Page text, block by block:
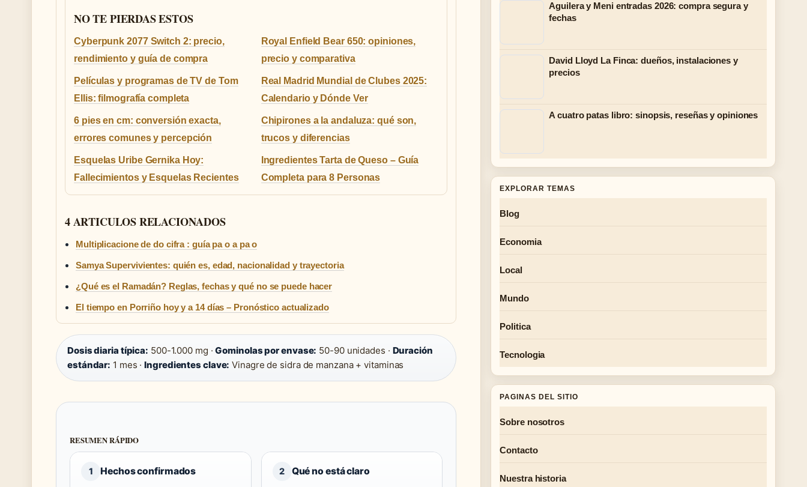
NO TE PIERDAS ESTOS
Cyberpunk 2077 Switch 2: precio,
rendimiento y guía de compra
Royal Enfield Bear 650: opiniones,
precio y comparativa
Películas y programas de TV de Tom
Ellis: filmografía completa
Real Madrid Mundial de Clubes 2025:
Calendario y Dónde Ver
6 pies en cm: conversión exacta,
errores comunes y percepción
Chipirones a la andaluza: qué son,
trucos y diferencias
Esquelas Uribe Gernika Hoy:
Fallecimientos y Esquelas Recientes
Ingredientes Tarta de Queso – Guía
Completa para 8 Personas
4 ARTICULOS RELACIONADOS
Multiplicacione de do cifra : guía pa o a pa o
Samya Supervivientes: quién es, edad, nacionalidad y trayectoria
¿Qué es el Ramadán? Reglas, fechas y qué no se puede hacer
El tiempo en Porriño hoy y a 14 días – Pronóstico actualizado
Dosis diaria típica: 500-1.000 mg ·Gominolas por envase: 50-90 unidades · Duración
estándar: 1 mes ·Ingredientes clave: Vinagre de sidra de manzana + vitaminas
RESUMEN RÁPIDO
1 Hechos confirmados 2 Qué no está claro
Aguilera y Meni entradas 2026: compra segura y
fechas
David Lloyd La Finca: dueños, instalaciones y
precios
A cuatro patas libro: sinopsis, reseñas y opiniones
EXPLORAR TEMAS
Blog
Economia
Local
Mundo
Politica
Tecnologia
PAGINAS DEL SITIO
Sobre nosotros
Contacto
Nuestra historia